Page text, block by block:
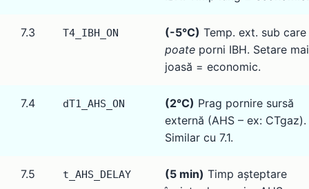
7.3 T4_IBH_ON (-5°C) Temp. ext. sub care
poate porni IBH. Setare mai
joasă = economic.
7.4 dT1_AHS_ON (2°C) Prag pornire sursă
externă (AHS – ex: CTgaz).
Similar cu 7.1.
7.5 t_AHS_DELAY (5 min) Timp așteptare